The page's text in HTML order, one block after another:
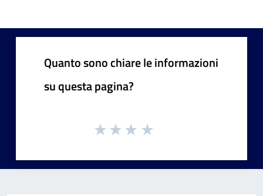
Quanto sono chiare le informazioni
su questa pagina?